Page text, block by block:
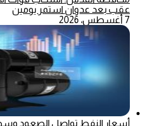
عقب بعد عدوان استمر يومين
7 أغسطس، 2026
أسعار النفط تواصل الصعود